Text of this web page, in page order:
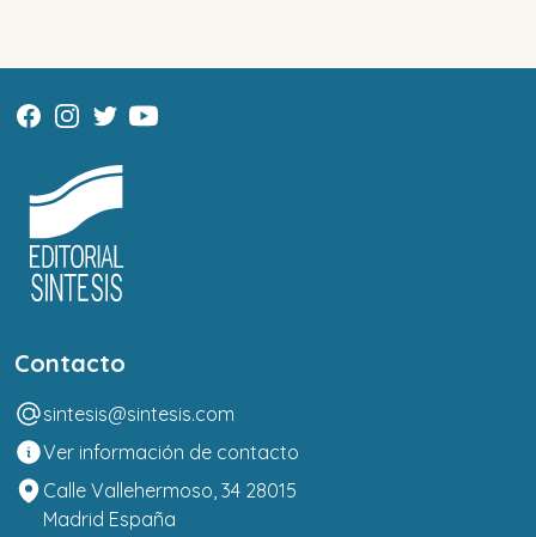
Contacto
sintesis@sintesis.com
Ver información de contacto
Calle Vallehermoso, 34 28015
Madrid España